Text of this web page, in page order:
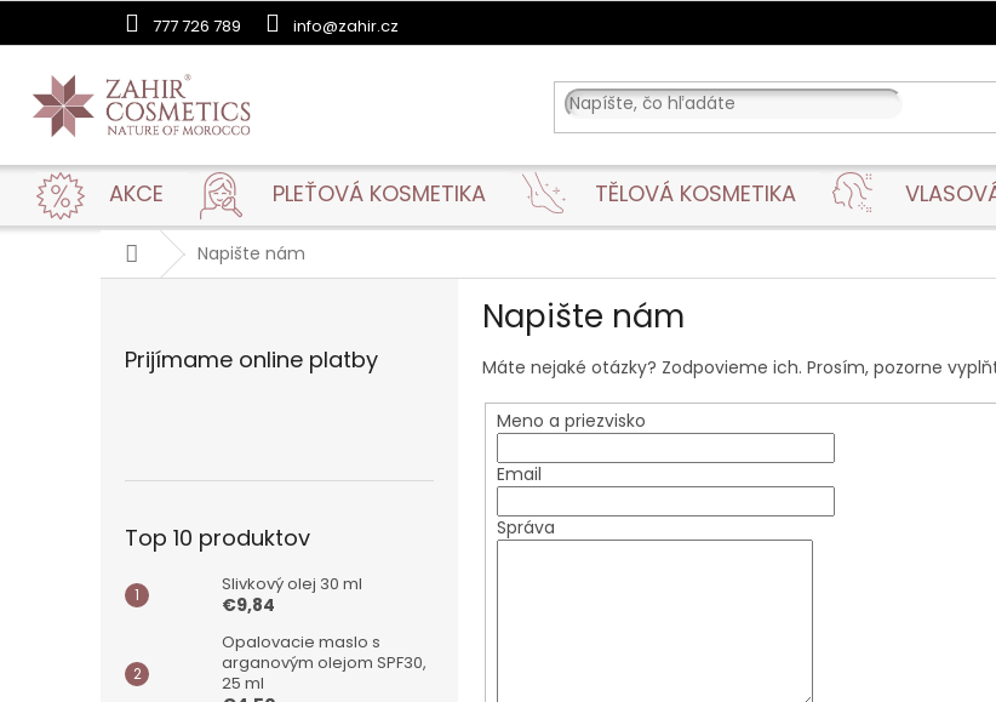
777 726 789 info@zahir.cz
AKCE PLEŤOVÁ KOSMETIKA TĚLOVÁ KOSMETIKA
DomovNapište nám
Prijímame online platby
Top 10 produktov
Slivkový olej 30 ml
€9,84
Opalovacie maslo s
arganovým olejom SPF30,
25 ml
Napište nám
Máte nejaké otázky? Zodpovieme ich. Prosím, pozorne
Meno a priezvisko
Email
Správa